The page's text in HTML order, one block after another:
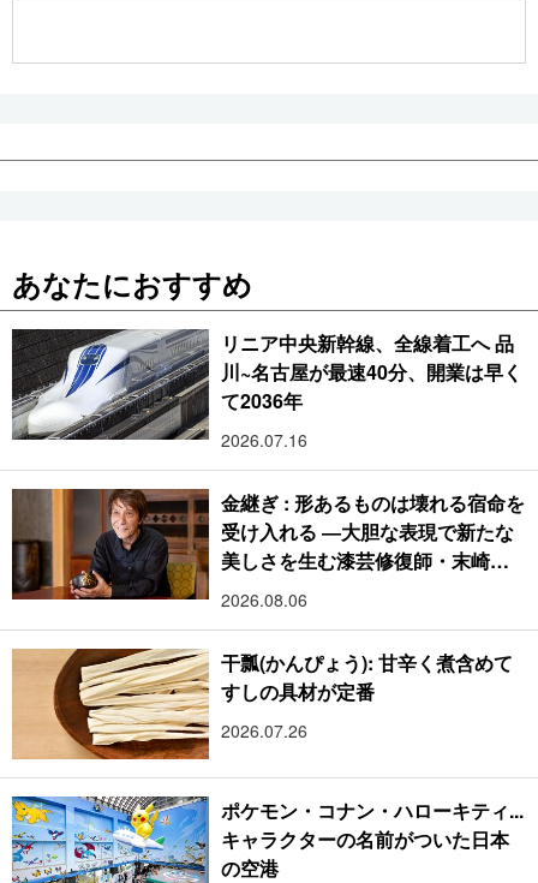
あなたにおすすめ
リニア中央新幹線、全線着工へ 品
川~名古屋が最速40分、開業は早く
て2036年
2026.07.16
金継ぎ : 形あるものは壊れる宿命を
受け入れる ―大胆な表現で新たな
美しさを生む漆芸修復師・末崎広
樹
2026.08.06
干瓢(かんぴょう): 甘辛く煮含めて
すしの具材が定番
2026.07.26
ポケモン・コナン・ハローキティ...
キャラクターの名前がついた日本
の空港